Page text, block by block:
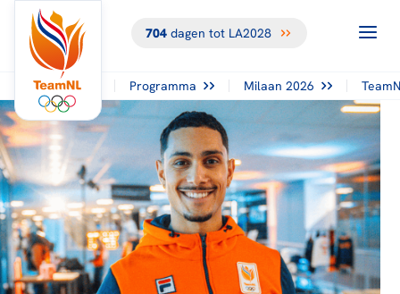
704dagen tot LA2028
Programma Milaan 2026